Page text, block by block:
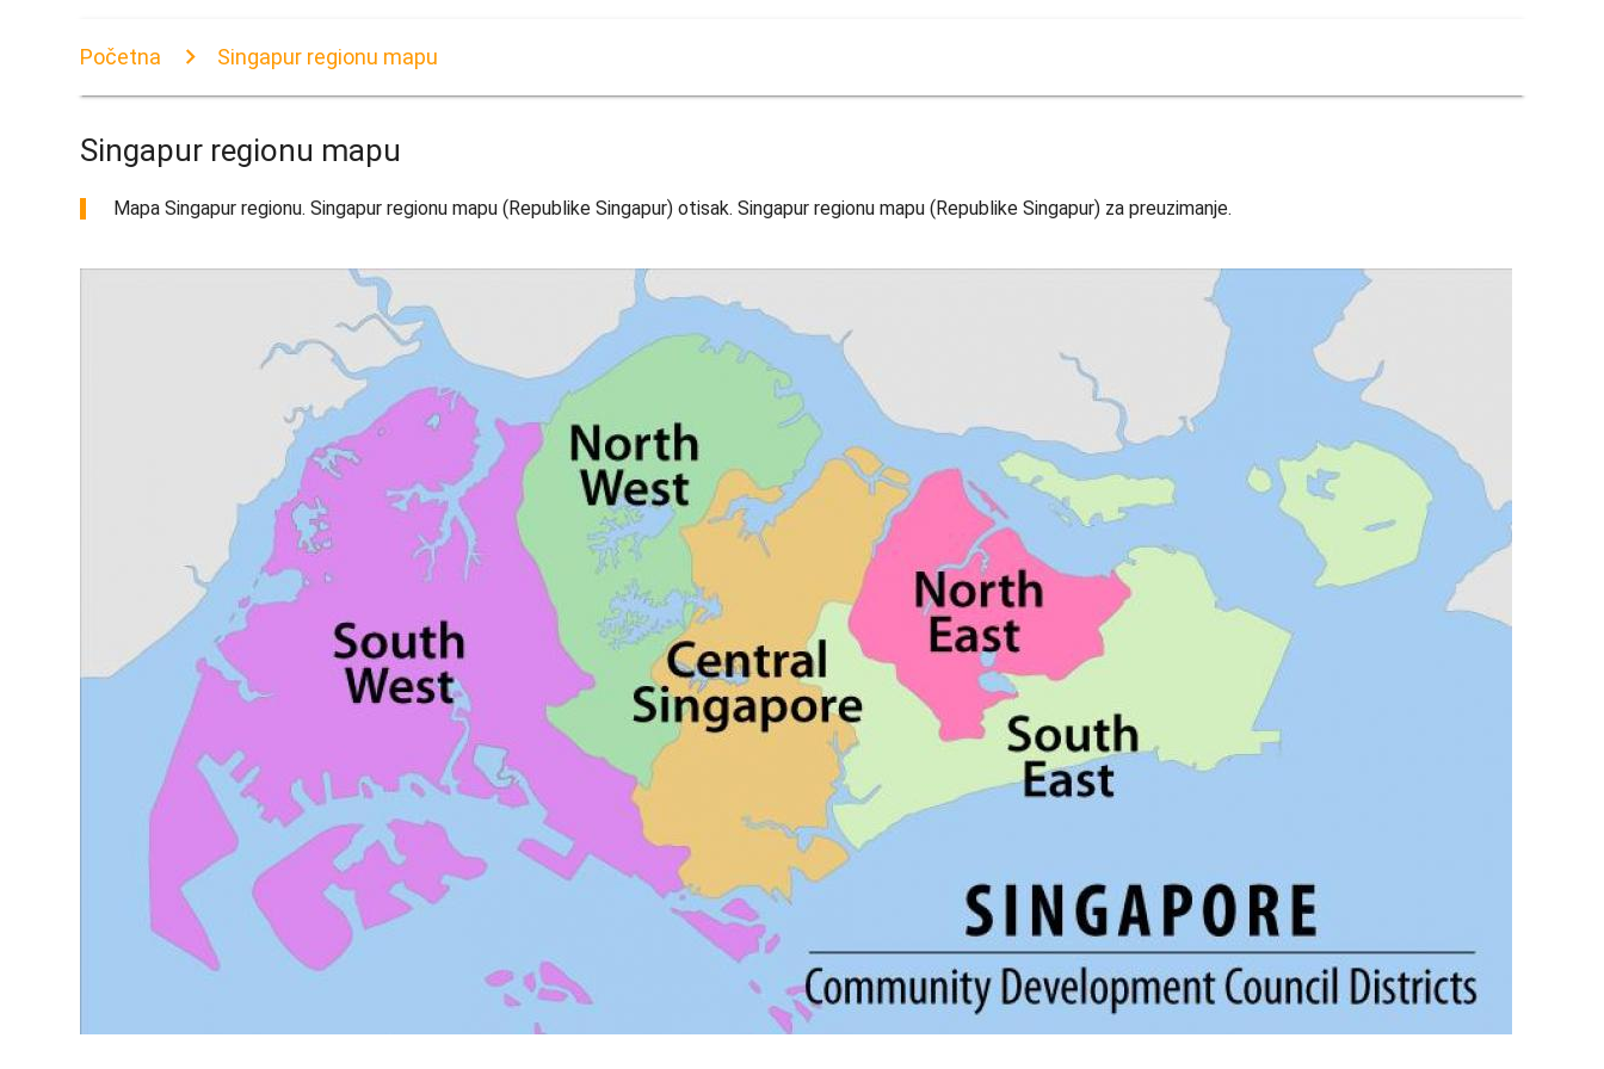
Početna Singapur regionu mapu
Singapur regionu mapu
Mapa Singapur regionu. Singapur regionu mapu (Republike Singapur) otisak. Singapur regionu mapu (Republike Singapur) za preuzimanje.